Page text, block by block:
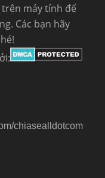
máy tính để
Các bạn hãy
chiasealldotcom